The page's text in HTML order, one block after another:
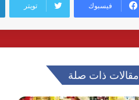
فيسبوك تويتر
مقالات ذات صلة